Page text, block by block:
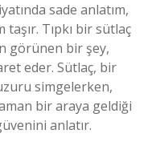
sade anlatım,
Tıpkı bir sütlaç
görünen bir şey,
eder. Sütlaç, bir
simgelerken,
bir araya geldiği
anlatır.